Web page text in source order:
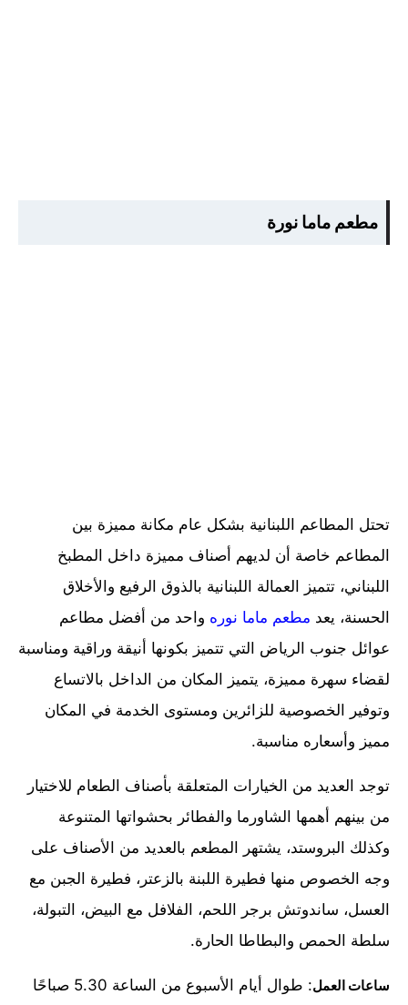
مطعم ماما نورة
تحتل المطاعم اللبنانية بشكل عام مكانة مميزة بين
المطاعم خاصة أن لديهم أصناف مميزة داخل المطبخ
اللبناني، تتميز العمالة اللبنانية بالذوق الرفيع والأخلاق
الحسنة، يعد مطعم ماما نوره واحد من أفضل مطاعم
عوائل جنوب الرياض التي تتميز بكونها أنيقة وراقية ومناسبة
لقضاء سهرة مميزة، يتميز المكان من الداخل بالاتساع
وتوفير الخصوصية للزائرين ومستوى الخدمة في المكان
مميز وأسعاره مناسبة.
توجد العديد من الخيارات المتعلقة بأصناف الطعام للاختيار
من بينهم أهمها الشاورما والفطائر بحشواتها المتنوعة
وكذلك البروستد، يشتهر المطعم بالعديد من الأصناف على
وجه الخصوص منها فطيرة اللبنة بالزعتر، فطيرة الجبن مع
العسل، ساندوتش برجر اللحم، الفلافل مع البيض، التبولة،
سلطة الحمص والبطاطا الحارة.
ساعات العمل : طوال أيام الأسبوع من الساعة 5.30 صباحًا